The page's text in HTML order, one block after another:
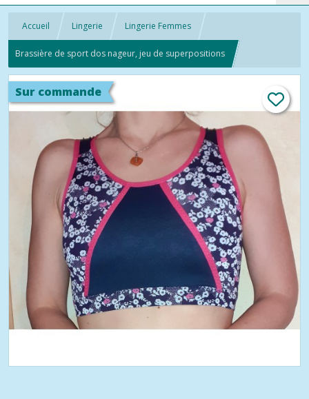
Accueil Lingerie Lingerie Femmes
Brassière de sport dos nageur, jeu de superpositions
Sur commande